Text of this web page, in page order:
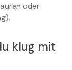
oder
klug mit